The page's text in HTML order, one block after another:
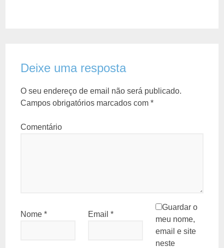
Deixe uma resposta
O seu endereço de email não será publicado.
Campos obrigatórios marcados com*
Comentário
Nome* Email *
Guardar o
meu nome,
email e site
neste